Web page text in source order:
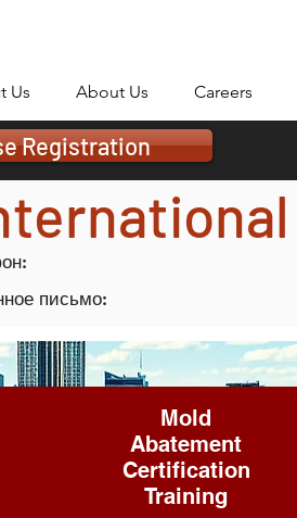
Us About Us Careers
Registration
nal
письмо:
Mold
Abatement
Certification
Training